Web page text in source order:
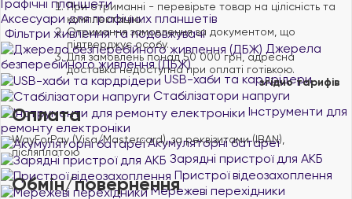
Графічні планшети
Аксесуари для графічних планшетів
Фільтри живлення та подовжувачі
Джерела
безперебійного живлення (ДБЖ)
USB-хаби та кардрідери
Стабілізатори напруги
Інструменти для
ремонту електроніки
Акумуляторні батареї
Зарядні пристрої для АКБ
Пристрої відеозахоплення
Мережеві перехідники
При отриманні - перевірьте товар на цілісність та
комплектацію.
Отримання замовлення за документом, що
підтверджує особу.
Для замовлень понад 50 000 грн, адресна
доставка недоступна при оплаті готівкою.
згідно тарифів
Оплата
WayForPay (Visa/Mastercard), за реквізитами (IBAN),
післяплатою
Обмін/повернення